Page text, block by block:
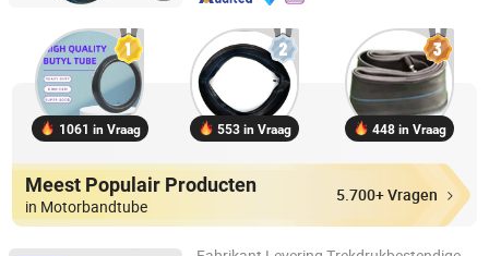
1061 in Vraag 553 in Vraag 448 in Vraag
Meest Populair Producten
in Motorbandtube
5.700+ Vragen